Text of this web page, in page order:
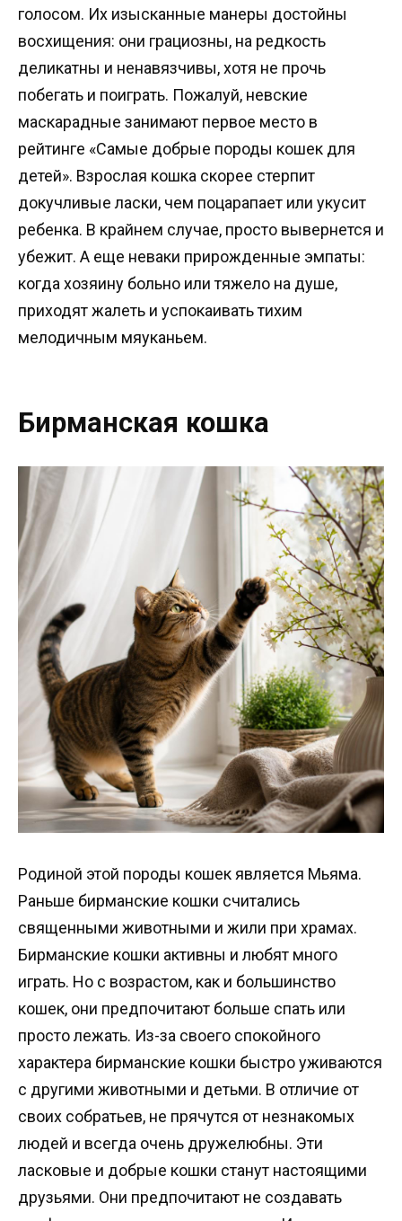
голосом. Их изысканные манеры достойны
восхищения: они грациозны, на редкость
деликатны и ненавязчивы, хотя не прочь
побегать и поиграть. Пожалуй, невские
маскарадные занимают первое место в
рейтинге «Самые добрые породы кошек для
детей». Взрослая кошка скорее стерпит
докучливые ласки, чем поцарапает или укусит
ребенка. В крайнем случае, просто вывернется и
убежит. А еще неваки прирожденные эмпаты:
когда хозяину больно или тяжело на душе,
приходят жалеть и успокаивать тихим
мелодичным мяуканьем.
Бирманская кошка
Родиной этой породы кошек является Мьяма.
Раньше бирманские кошки считались
священными животными и жили при храмах.
Бирманские кошки активны и любят много
играть. Но с возрастом, как и большинство
кошек, они предпочитают больше спать или
просто лежать. Из-за своего спокойного
характера бирманские кошки быстро уживаются
с другими животными и детьми. В отличие от
своих собратьев, не прячутся от незнакомых
людей и всегда очень дружелюбны. Эти
ласковые и добрые кошки станут настоящими
друзьями. Они предпочитают не создавать